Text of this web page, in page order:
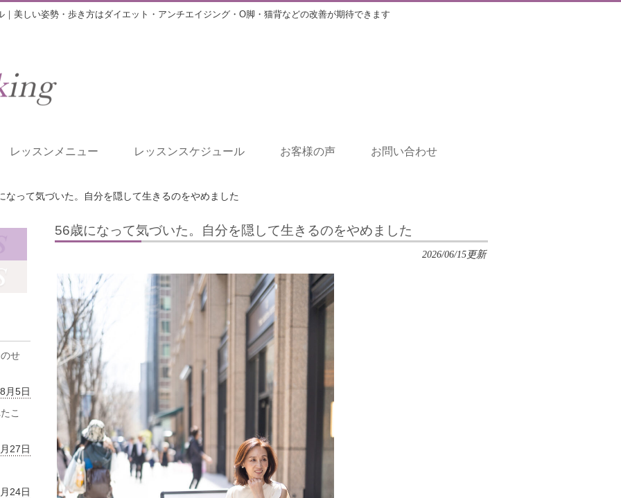
美しい姿勢・歩き方はダイエット・アンチエイジング・O脚・猫背などの改善が期待できます
レッスンメニュー レッスンスケジュール お客様の声 お問い合わせ
なって気づいた。自分を隠して生きるのをやめました
56歳になって気づいた。自分を隠して生きるのをやめました
2026/06/15更新
せ
月5日
こ
27日
24日